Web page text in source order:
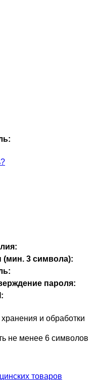
(мин. 3 символа):
пароля:
и обработки
не менее 6 символов